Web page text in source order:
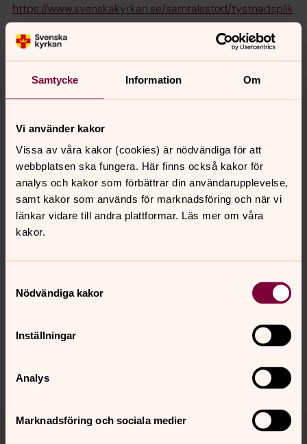
Samtycke Information Om
Vi använder kakor
Vissa av våra kakor (cookies) är nödvändiga för att
webbplatsen ska fungera. Här finns också kakor för
analys och kakor som förbättrar din användarupplevelse,
samt kakor som används för marknadsföring och när vi
länkar vidare till andra plattformar. Läs mer om våra
kakor.
Nödvändiga kakor
Inställningar
Analys
Marknadsföring och sociala medier
https://www.svenskakyrkan.se/samtalsstod/tystnadsplik
t
Önskar du kontakt med oss eller är du i behov av hjälp?
Tveka inte att höra av dig!
Arbetsledande komminister Daniel Stenström
daniel.stenstrom@svenskakyrkan.se
Komminister Björn Lundmark
Tel: 0454-30 21 42
bjorn.lundmark@svenskakyrkan.se
Synpunkter eller frågor på sidans
innehåll?
Tillbaka till toppen
Tillbaka till innehållet